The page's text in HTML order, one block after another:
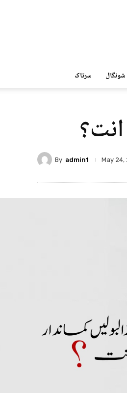
سرتاک شونگال
By admin1 May 24,